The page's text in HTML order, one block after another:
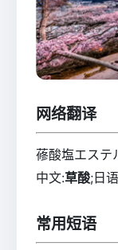
网络翻译
蓚酸塩エステ
中文:草酸;日
常用短语